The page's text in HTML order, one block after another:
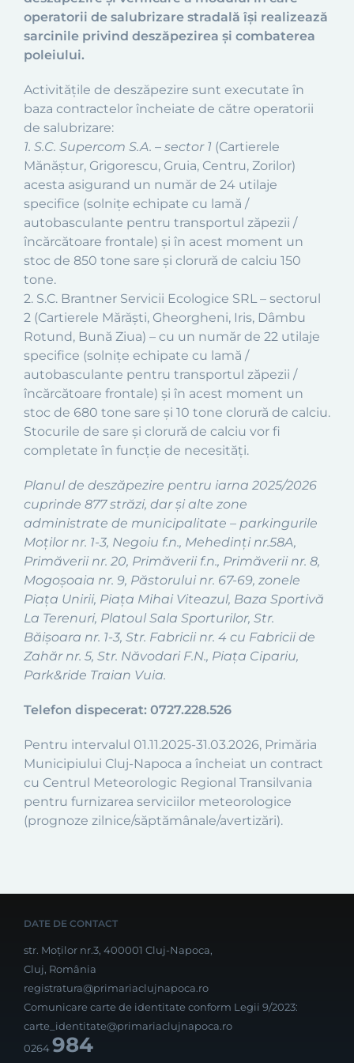
operatorii de salubrizare stradală își realizează
sarcinile privind deszăpezirea și combaterea
poleiului.
Activitățile de deszăpezire sunt executate în
baza contractelor încheiate de către operatorii
de salubrizare:
1. S.C. Supercom S.A. – sector 1 (Cartierele
Mănăștur, Grigorescu, Gruia, Centru, Zorilor)
acesta asigurand un număr de 24 utilaje
specifice (solnițe echipate cu lamă /
autobasculante pentru transportul zăpezii /
încărcătoare frontale) și în acest moment un
stoc de 850 tone sare și clorură de calciu 150
tone.
2. S.C. Brantner Servicii Ecologice SRL – sectorul
2 (Cartierele Mărăști, Gheorgheni, Iris, Dâmbu
Rotund, Bună Ziua) – cu un număr de 22 utilaje
specifice (solnițe echipate cu lamă /
autobasculante pentru transportul zăpezii /
încărcătoare frontale) și în acest moment un
stoc de 680 tone sare și 10 tone clorură de calciu.
Stocurile de sare și clorură de calciu vor fi
completate în funcție de necesități.
Planul de deszăpezire pentru iarna 2025/2026
cuprinde 877 străzi, dar și alte zone
administrate de municipalitate – parkingurile
Moților nr. 1-3, Negoiu f.n., Mehedinți nr.58A,
Primăverii nr. 20, Primăverii f.n., Primăverii nr. 8,
Mogoșoaia nr. 9, Păstorului nr. 67-69, zonele
Piața Unirii, Piața Mihai Viteazul, Baza Sportivă
La Terenuri, Platoul Sala Sporturilor, Str.
Băișoara nr. 1-3, Str. Fabricii nr. 4 cu Fabricii de
Zahăr nr. 5, Str. Năvodari F.N., Piața Cipariu,
Park&ride Traian Vuia.
Telefon dispecerat: 0727.228.526
Pentru intervalul 01.11.2025-31.03.2026, Primăria
Municipiului Cluj-Napoca a încheiat un contract
cu Centrul Meteorologic Regional Transilvania
pentru furnizarea serviciilor meteorologice
(prognoze zilnice/săptămânale/avertizări).
DATE DE CONTACT
str. Moților nr.3, 400001 Cluj-Napoca,
Cluj, România
registratura@primariaclujnapoca.ro
Comunicare carte de identitate conform Legii 9/2023:
carte_identitate@primariaclujnapoca.ro
0264984